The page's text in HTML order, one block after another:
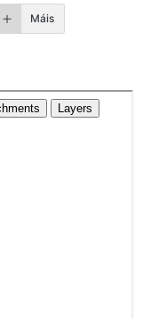
Máis